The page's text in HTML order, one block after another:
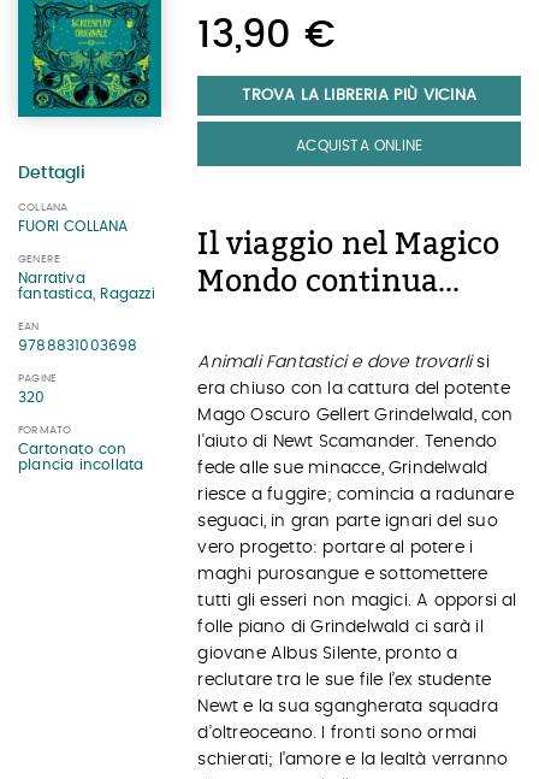
Dettagli
COLLANA
FUORI COLLANA
GENERE
Narrativa
fantastica, Ragazzi
EAN
9788831003698
PAGINE
320
FORMATO
Cartonato con
plancia incollata
13,90 €
TROVA LA LIBRERIA PIÙ VICINA
ACQUISTA ONLINE
Il viaggio nel Magico
Mondo continua…
Animali Fantastici e dove trovarlisi
era chiuso con la cattura del potente
Mago Oscuro Gellert Grindelwald, con
l'aiuto di Newt Scamander. Tenendo
fede alle sue minacce, Grindelwald
riesce a fuggire; comincia a radunare
seguaci, in gran parte ignari del suo
vero progetto: portare al potere i
maghi purosangue e sottomettere
tutti gli esseri non magici. A opporsi al
folle piano di Grindelwald ci sarà il
giovane Albus Silente, pronto a
reclutare tra le sue file l’ex studente
Newt e la sua sgangherata squadra
d’oltreoceano. I fronti sono ormai
schierati; l’amore e la lealtà verranno